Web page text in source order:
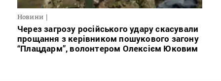
Новини
Через загрозу російського удару скасували
прощання з керівником пошукового загону
“Плацдарм”, волонтером Олексієм Юковим